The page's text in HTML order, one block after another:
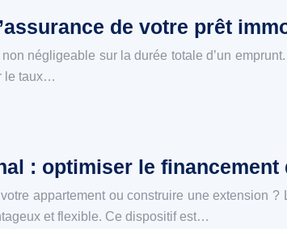
de votre prêt
non négligeable sur la durée totale d’un
le taux…
: optimiser le financement
appartement ou construire une extension
et flexible. Ce dispositif est…